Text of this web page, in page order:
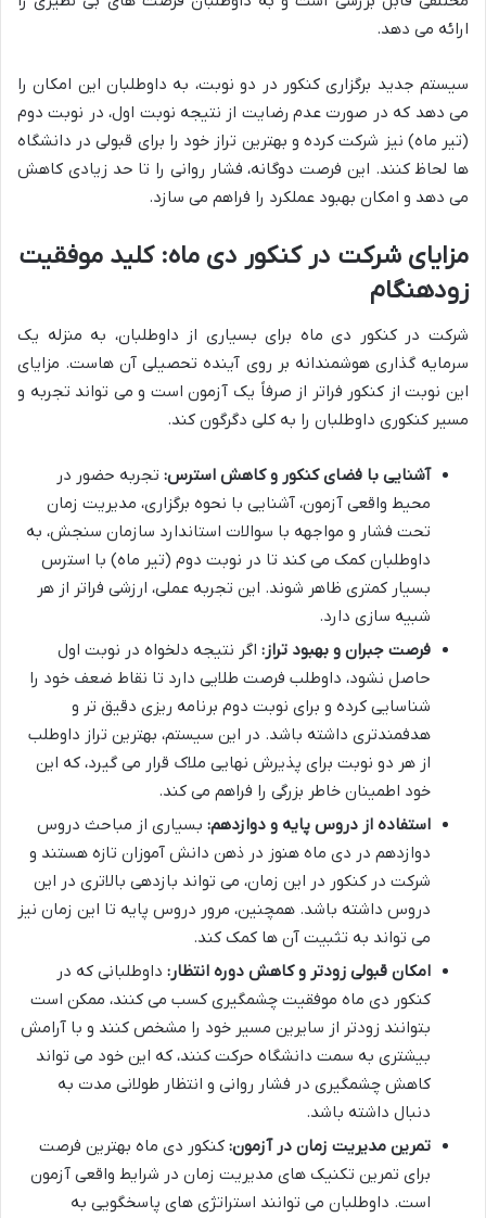
ارائه می دهد.
سیستم جدید برگزاری کنکور در دو نوبت، به داوطلبان این امکان را
می دهد که در صورت عدم رضایت از نتیجه نوبت اول، در نوبت دوم
(تیر ماه) نیز شرکت کرده و بهترین تراز خود را برای قبولی در دانشگاه
ها لحاظ کنند. این فرصت دوگانه، فشار روانی را تا حد زیادی کاهش
می دهد و امکان بهبود عملکرد را فراهم می سازد.
مزایای شرکت در کنکور دی ماه: کلید موفقیت
زودهنگام
شرکت در کنکور دی ماه برای بسیاری از داوطلبان، به منزله یک
سرمایه گذاری هوشمندانه بر روی آینده تحصیلی آن هاست. مزایای
این نوبت از کنکور فراتر از صرفاً یک آزمون است و می تواند تجربه و
مسیر کنکوری داوطلبان را به کلی دگرگون کند.
آشنایی با فضای کنکور و کاهش استرس: تجربه حضور در
محیط واقعی آزمون، آشنایی با نحوه برگزاری، مدیریت زمان
تحت فشار و مواجهه با سوالات استاندارد سازمان سنجش، به
داوطلبان کمک می کند تا در نوبت دوم (تیر ماه) با استرس
بسیار کمتری ظاهر شوند. این تجربه عملی، ارزشی فراتر از هر
شبیه سازی دارد.
فرصت جبران و بهبود تراز: اگر نتیجه دلخواه در نوبت اول
حاصل نشود، داوطلب فرصت طلایی دارد تا نقاط ضعف خود را
شناسایی کرده و برای نوبت دوم برنامه ریزی دقیق تر و
هدفمندتری داشته باشد. در این سیستم، بهترین تراز داوطلب
از هر دو نوبت برای پذیرش نهایی ملاک قرار می گیرد، که این
خود اطمینان خاطر بزرگی را فراهم می کند.
استفاده از دروس پایه و دوازدهم: بسیاری از مباحث دروس
دوازدهم در دی ماه هنوز در ذهن دانش آموزان تازه هستند و
شرکت در کنکور در این زمان، می تواند بازدهی بالاتری در این
دروس داشته باشد. همچنین، مرور دروس پایه تا این زمان نیز
می تواند به تثبیت آن ها کمک کند.
امکان قبولی زودتر و کاهش دوره انتظار: داوطلبانی که در
کنکور دی ماه موفقیت چشمگیری کسب می کنند، ممکن است
بتوانند زودتر از سایرین مسیر خود را مشخص کنند و با آرامش
بیشتری به سمت دانشگاه حرکت کنند، که این خود می تواند
کاهش چشمگیری در فشار روانی و انتظار طولانی مدت به
دنبال داشته باشد.
تمرین مدیریت زمان در آزمون: کنکور دی ماه بهترین فرصت
برای تمرین تکنیک های مدیریت زمان در شرایط واقعی آزمون
است. داوطلبان می توانند استراتژی های پاسخگویی به